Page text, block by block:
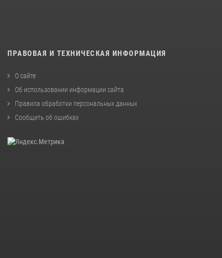
ПРАВОВАЯ И ТЕХНИЧЕСКАЯ ИНФОРМАЦИЯ
О сайте
Об использовании информации сайта
Правила обработки персональных данных
Сообщить об ошибках